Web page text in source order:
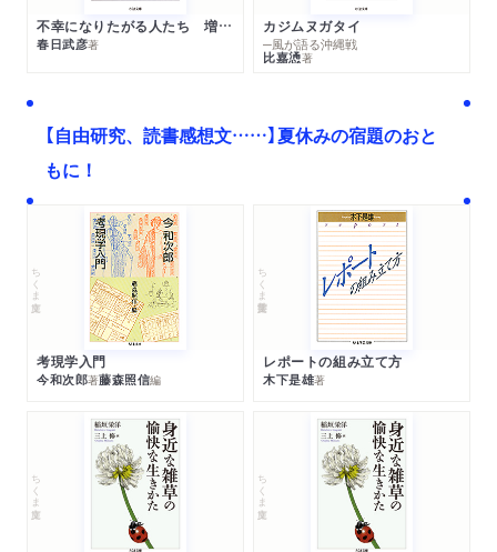
不幸になりたがる人たち 増補新版
春日武彦著
カジムヌガタイ
─風が語る沖縄戦
比嘉慂著
【自由研究、読書感想文……】夏休みの宿題のおと
もに！
ちくま文庫
考現学入門
今和次郎著藤森照信編
ちくま学芸文庫
レポートの組み立て方
木下是雄著
ちくま文庫 ちくま文庫